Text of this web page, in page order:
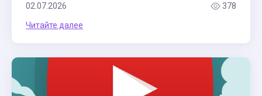
02.07.2026 378
Читайте далее